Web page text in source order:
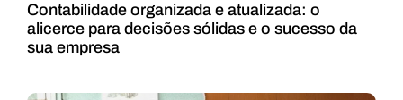
Contabilidade organizada e atualizada: o
alicerce para decisões sólidas e o sucesso da
sua empresa